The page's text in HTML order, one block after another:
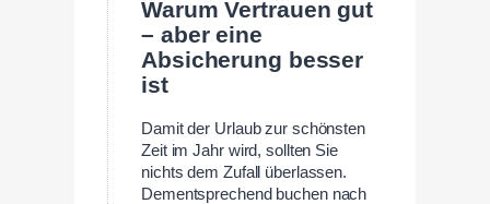
Warum Vertrauen gut
– aber eine
Absicherung besser
ist
Damit der Urlaub zur schönsten
Zeit im Jahr wird, sollten Sie
nichts dem Zufall überlassen.
Dementsprechend buchen nach